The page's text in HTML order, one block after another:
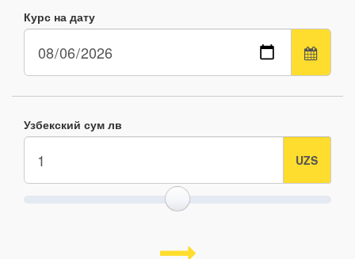
Курс на дату
Узбекский сум лв